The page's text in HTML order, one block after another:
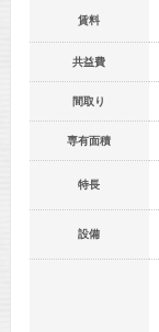
賃料
共益費
間取り
専有面積
特長
設備